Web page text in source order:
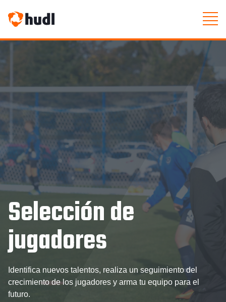
Selección de
jugadores
Identifica nuevos talentos, realiza un seguimiento del
crecimiento de los jugadores y arma tu equipo para el
futuro.